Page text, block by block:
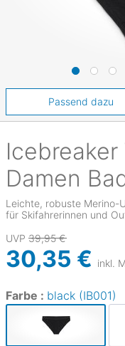
Icebreaker
Damen
Leichte, robuste Merino-
für Skifahrerinnen und
UVP 39,95 €
30,35 € inkl.
Farbe : black (IB001)
Passend dazu